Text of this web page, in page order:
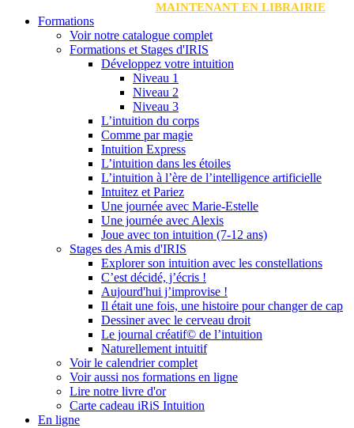
MAINTENANT EN LIBRAIRIE
Formations
Voir notre catalogue complet
Formations et Stages d'IRIS
Développez votre intuition
Niveau 1
Niveau 2
Niveau 3
L’intuition du corps
Comme par magie
Intuition Express
L’intuition dans les étoiles
L’intuition à l’ère de l’intelligence artificielle
Intuitez et Pariez
Une journée avec Marie-Estelle
Une journée avec Alexis
Joue avec ton intuition (7-12 ans)
Stages des Amis d'IRIS
Explorer son intuition avec les constellations
C’est décidé, j’écris !
Aujourd'hui j’improvise !
Il était une fois, une histoire pour changer de cap
Dessiner avec le cerveau droit
Le journal créatif© de l’intuition
Naturellement intuitif
Voir le calendrier complet
Voir aussi nos formations en ligne
Lire notre livre d'or
Carte cadeau iRiS Intuition
En ligne